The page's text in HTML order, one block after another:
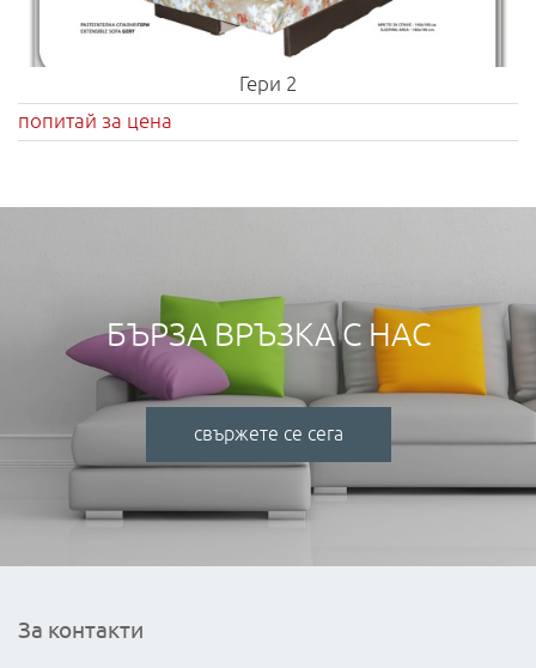
Гери 2
попитай за цена
БЪРЗА ВРЪЗКА С НАС
свържете се сега
За контакти